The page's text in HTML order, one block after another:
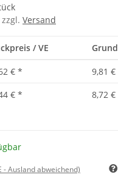
Versand
/ VE
€ *
9,81
€ * 8,72
- Ausland abweichend)